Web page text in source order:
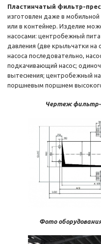
Пластинчатый фильтр-
изготовлен даже в мобильной
или в контейнер. Изделие
насосами: центробежный
давления (две крыльчатки
насоса последовательно,
подкачивающий насос;
вытеснения; центробежный
поршневым поршнем
Чертеж фильтр-
Фото